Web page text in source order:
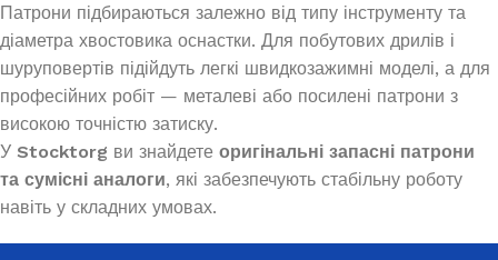
Патрони підбираються залежно від типу інструменту та
діаметра хвостовика оснастки. Для побутових дрилів і
шуруповертів підійдуть легкі швидкозажимні моделі, а для
професійних робіт — металеві або посилені патрони з
високою точністю затиску.
У Stocktorg ви знайдете оригінальні запасні патрони
та сумісні аналоги, які забезпечують стабільну роботу
навіть у складних умовах.